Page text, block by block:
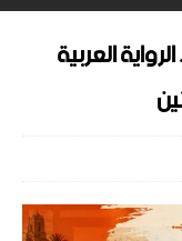
العربية